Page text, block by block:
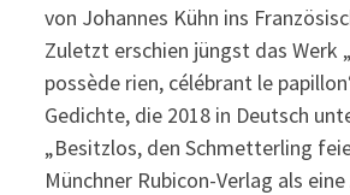
von Johannes Kühn ins
Zuletzt erschien jüngst das Werk
possède rien, célébrant le
Gedichte, die 2018 in Deutsch
„Besitzlos, den Schmetterling
Münchner Rubicon-Verlag als